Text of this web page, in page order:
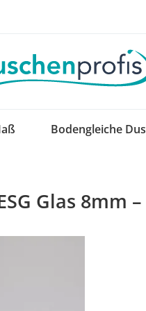
Bodengleiche
Glas 8mm –